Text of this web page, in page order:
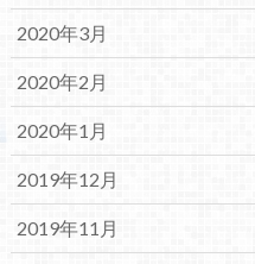
2020年3月
2020年2月
2020年1月
2019年12月
2019年11月